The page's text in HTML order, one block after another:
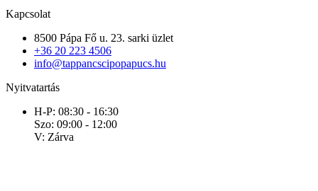
Kapcsolat
8500 Pápa Fő u. 23. sarki üzlet
+36 20 223 4506
info@tappancscipopapucs.hu
Nyitvatartás
H-P: 08:30 - 16:30
Szo: 09:00 - 12:00
V: Zárva